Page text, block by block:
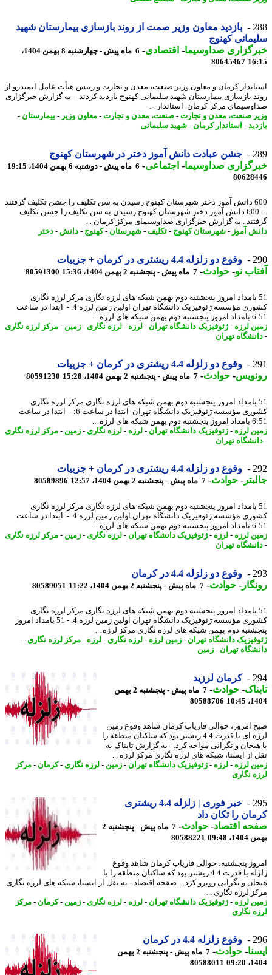
بازدید معاون وزیر صمت از روند بازسازی بیمارستان شهید
کهنوج
صداوسیما-اقتصادی-
6 ماه پیش - چهارشنبه 8 بهمن 1404،
80645467
کرمان و معاون وزیر صنعت، معدن و تجارت و رییس هیأت عامل ایمیدرو از
بازسازی بیمارستان شهید سلیمانی کهنوج بازدید کردند. - به گزارش خبرگزاری
مرکز کرمان استاندار ...
صنعت، معدن و تجارت- صنعت، معدن و تجارت- معاون وزیر - بیمارستان-
-استاندار کرمان -شهید سلیمانی
جشن عبادت دانش آموز دختر در شهرستان کهنوج
صداوسیما-اجتماعی-6 ماه پیش - دوشنبه 6 بهمن 1404، 19:15
600 دانش آموز دختر شهرستان کهنوج رسیدن به سن تکلیف را جشن تکلیف گرفتند
. - 600 دانش آموز دختر شهرستان کهنوج رسیدن به سن تکلیف را جشن تکلیف
. به گزارش خبرگزاری صداوسیمای مرکز کرمان ...
آموز -شهرستان کهنوج-تکلیف-شهرستان-کهنوج-دانش -دختر
وقوع دو زلزله 4.4 ریشتری در کرمان + جزییات
نو- حوادث -7 ماه پیش - پنجشنبه 2 بهمن 1404، 15:36 80591300
بامداد امروز پنجشنبه دوم بهمن شبکه های لرزه نگاری مرکز لرزه نگاری
کشوری مؤسسه ژئوفیزیک دانشگاه تهران اولین زمین لرزه 4. - ابتدا در ساعت
لرزه - ژئوفیزیک دانشگاه تهران- لرزه - لرزه نگاری- زمین -مرکز لرزه نگاری
تهران
وقوع دو زلزله 4.4 ریشتری در کرمان + جزییات
-حوادث -7 ماه پیش - پنجشنبه 2 بهمن 1404، 15:28 80591230
بامداد امروز پنجشنبه دوم بهمن شبکه های لرزه نگاری مرکز لرزه نگاری
کشوری مؤسسه ژئوفیزیک دانشگاه تهران ابتدا در ساعت 6: - ابتدا در ساعت
لرزه - ژئوفیزیک دانشگاه تهران- لرزه - لرزه نگاری- زمین -مرکز لرزه نگاری
تهران
وقوع دو زلزله 4.4 ریشتری در کرمان + جزییات
-حوادث -7 ماه پیش - پنجشنبه 2 بهمن 1404، 12:57 80589896
بامداد امروز پنجشنبه دوم بهمن شبکه های لرزه نگاری مرکز لرزه نگاری
کشوری مؤسسه ژئوفیزیک دانشگاه تهران اولین زمین لرزه 4. - ابتدا در ساعت
لرزه - لرزه - ژئوفیزیک دانشگاه تهران- لرزه نگاری- زمین -مرکز لرزه نگاری
تهران
وقوع دو زلزله 4.4 در کرمان
-حوادث -7 ماه پیش - پنجشنبه 2 بهمن 1404، 11:22 80589051
بامداد امروز پنجشنبه دوم بهمن شبکه های لرزه نگاری مرکز لرزه نگاری
کشوری مؤسسه ژئوفیزیک دانشگاه تهران اولین زمین لرزه 4. - 51 بامداد امروز
دوم بهمن شبکه های لرزه نگاری مرکز لرزه ...
دانشگاه تهران- زمین لرزه - لرزه نگاری- لرزه - مرکز لرزه نگاری-
تهران- زمین
کرمان لرزید
-حوادث -
7 ماه پیش - پنجشنبه 2 بهمن
80588706
امروز، حوالی فاریاب کرمان شاهد وقوع زمین
لرزه ای با قدرت 4.4 ریشتر بود که ساکنان منطقه را
و نگرانی مواجه کرد. - به گزارش تابناک به
از ایسنا، شبکه های لرزه نگاری مرکز لرزه ...
لرزه - لرزه - ژئوفیزیک دانشگاه تهران- زمین -لرزه نگاری- کرمان -مرکز
نگاری
خبر فوری | زلزله 4.4 ریشتری
را تکان داد
اقتصاد-حوادث -
7 ماه پیش - پنجشنبه 2
09:48
80588221
پنجشنبه، حوالی فاریاب کرمان شاهد وقوع
زلزله با قدرت 4.4 ریشتر بود که ساکنان منطقه را با
و نگرانی روبرو کرد. - صفحه اقتصاد - به نقل از ایسنا، شبکه های لرزه نگاری
لرزه نگاری ...
لرزه - ژئوفیزیک دانشگاه تهران- لرزه - لرزه نگاری- زمین -کرمان -مرکز
نگاری
وقوع زلزله 4.4 در کرمان
-حوادث -
7 ماه پیش - پنجشنبه 2 بهمن
80588011